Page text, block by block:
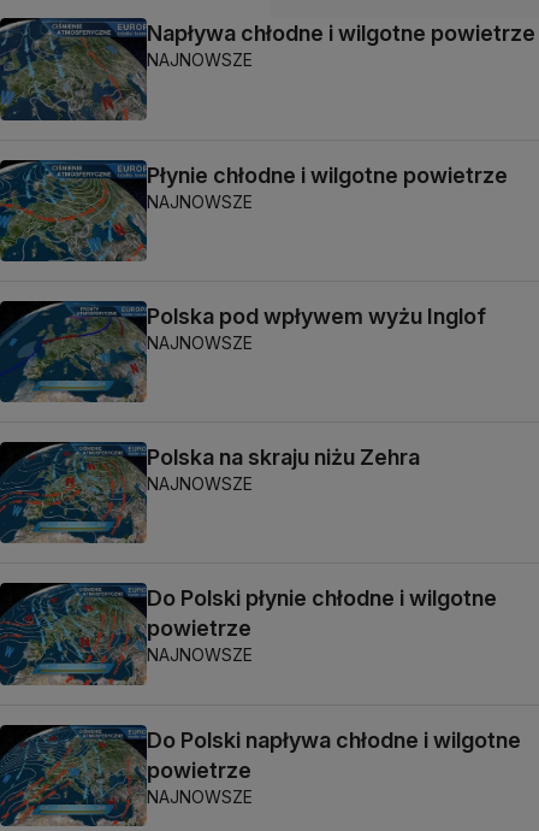
Napływa chłodne i wilgotne powietrze
NAJNOWSZE
Płynie chłodne i wilgotne powietrze
NAJNOWSZE
Polska pod wpływem wyżu Inglof
NAJNOWSZE
Polska na skraju niżu Zehra
NAJNOWSZE
Do Polski płynie chłodne i wilgotne
powietrze
NAJNOWSZE
Do Polski napływa chłodne i wilgotne
powietrze
NAJNOWSZE